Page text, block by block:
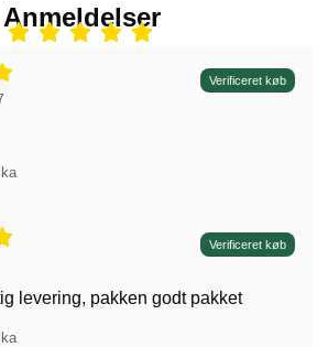
Anmeldelser
af 5, Verificeret køb
af 5, Verificeret køb
levering, pakken godt pakket